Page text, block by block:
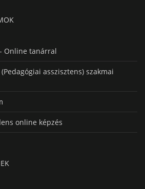
Online tanárral
asszisztens) szakmai
online képzés